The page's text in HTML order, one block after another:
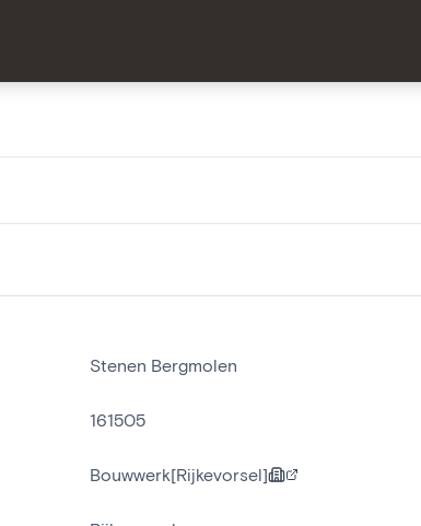
Stenen Bergmolen
161505
Bouwwerk[Rijkevorsel]